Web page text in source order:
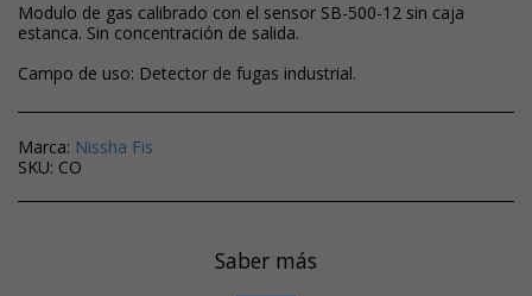
Modulo de gas calibrado con el sensor SB-500-12 sin caja
estanca. Sin concentración de salida.
Campo de uso: Detector de fugas industrial.
Marca: Nissha Fis
SKU: CO
Saber más